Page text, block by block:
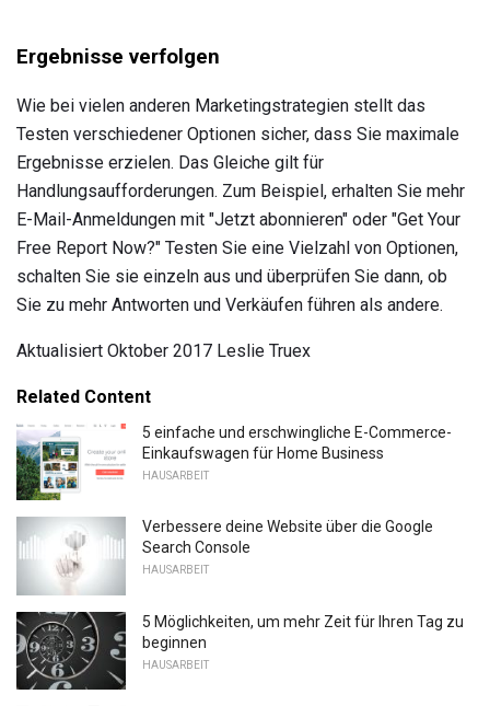
Ergebnisse verfolgen
Wie bei vielen anderen Marketingstrategien stellt das
Testen verschiedener Optionen sicher, dass Sie maximale
Ergebnisse erzielen. Das Gleiche gilt für
Handlungsaufforderungen. Zum Beispiel, erhalten Sie mehr
E-Mail-Anmeldungen mit "Jetzt abonnieren" oder "Get Your
Free Report Now?" Testen Sie eine Vielzahl von Optionen,
schalten Sie sie einzeln aus und überprüfen Sie dann, ob
Sie zu mehr Antworten und Verkäufen führen als andere.
Aktualisiert Oktober 2017 Leslie Truex
Related Content
5 einfache und erschwingliche E-Commerce-
Einkaufswagen für Home Business
HAUSARBEIT
Verbessere deine Website über die Google
Search Console
HAUSARBEIT
5 Möglichkeiten, um mehr Zeit für Ihren Tag zu
beginnen
HAUSARBEIT